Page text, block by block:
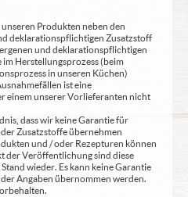
Produkten neben den
deklarationspflichtigen Zusatzstoff
und deklarationspflichtigen
Herstellungsprozess (beim
in unseren Küchen)
ist eine
einem unserer Vorlieferanten nicht
dass wir keine Garantie für
Zusatzstoffe übernehmen
und / oder Rezepturen können
der Veröffentlichung sind diese
wieder. Es kann keine Garantie
Angaben übernommen werden.